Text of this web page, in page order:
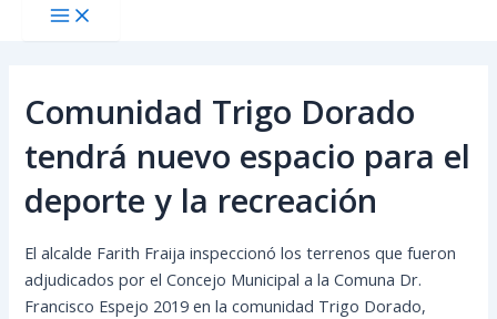
Comunidad Trigo Dorado
tendrá nuevo espacio para el
deporte y la recreación
El alcalde Farith Fraija inspeccionó los terrenos que fueron
adjudicados por el Concejo Municipal a la Comuna Dr.
Francisco Espejo 2019 en la comunidad Trigo Dorado,